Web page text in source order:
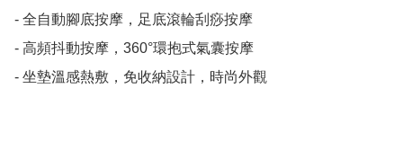
- 全自動腳底按摩，足底滾輪刮痧按摩
- 高頻抖動按摩，360°環抱式氣囊按摩
- 坐墊溫感熱敷，免收納設計，時尚外觀